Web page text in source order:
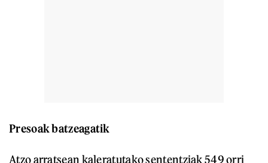
Presoak batzeagatik
Atzo arratsean kaleratutako sententziak 549 orri